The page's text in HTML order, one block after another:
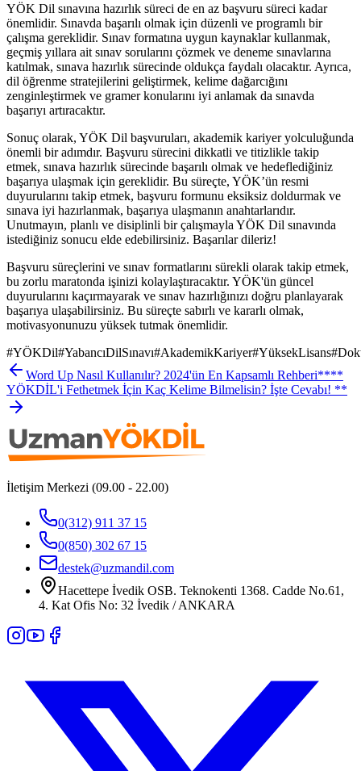
YÖK Dil sınavına hazırlık süreci de en az başvuru süreci kadar
önemlidir. Sınavda başarılı olmak için düzenli ve programlı bir
çalışma gereklidir. Sınav formatına uygun kaynaklar kullanmak,
geçmiş yıllara ait sınav sorularını çözmek ve deneme sınavlarına
katılmak, sınava hazırlık sürecinde oldukça faydalı olacaktır. Ayrıca,
dil öğrenme stratejilerini geliştirmek, kelime dağarcığını
zenginleştirmek ve gramer konularını iyi anlamak da sınavda
başarıyı artıracaktır.
Sonuç olarak, YÖK Dil başvuruları, akademik kariyer yolculuğunda
önemli bir adımdır. Başvuru sürecini dikkatli ve titizlikle takip
etmek, sınava hazırlık sürecinde başarılı olmak ve hedeflediğiniz
başarıya ulaşmak için gereklidir. Bu süreçte, YÖK’ün resmi
duyurularını takip etmek, başvuru formunu eksiksiz doldurmak ve
sınava iyi hazırlanmak, başarıya ulaşmanın anahtarlarıdır.
Unutmayın, planlı ve disiplinli bir çalışmayla YÖK Dil sınavında
istediğiniz sonucu elde edebilirsiniz. Başarılar dileriz!
Başvuru süreçlerini ve sınav formatlarını sürekli olarak takip etmek,
bu zorlu maratonda işinizi kolaylaştıracaktır. YÖK'ün güncel
duyurularını kaçırmayarak ve sınav hazırlığınızı doğru planlayarak
başarıya ulaşabilirsiniz. Bu süreçte sabırlı ve kararlı olmak,
motivasyonunuzu yüksek tutmak önemlidir.
#YÖKDil#YabancıDilSınavı#AkademikKariyer#YüksekLisans#
Word Up Nasıl Kullanılır? 2024'ün En Kapsamlı Rehberi****
YÖKDİL'i Fethetmek İçin Kaç Kelime Bilmelisin? İşte Cevabı! **
İletişim Merkezi (09.00 - 22.00)
0(312) 911 37 15
0(850) 302 67 15
destek@uzmandil.com
Hacettepe İvedik OSB. Teknokenti 1368. Cadde No.61,
4. Kat Ofis No: 32 İvedik / ANKARA